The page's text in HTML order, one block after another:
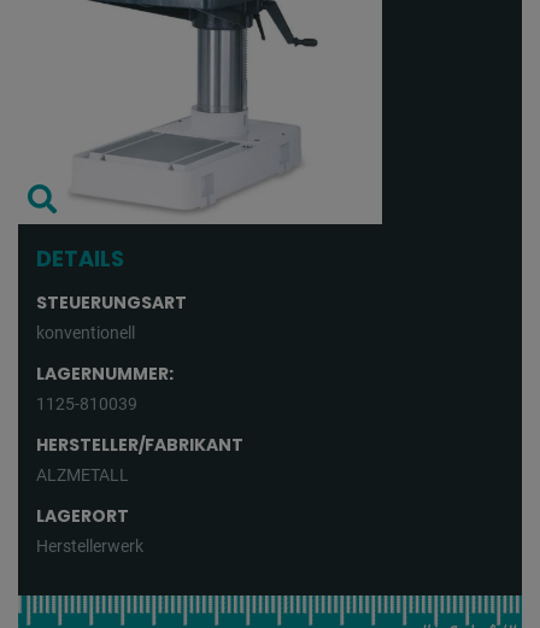
DETAILS
STEUERUNGSART
konventionell
LAGERNUMMER:
1125-810039
HERSTELLER/FABRIKANT
ALZMETALL
LAGERORT
Herstellerwerk